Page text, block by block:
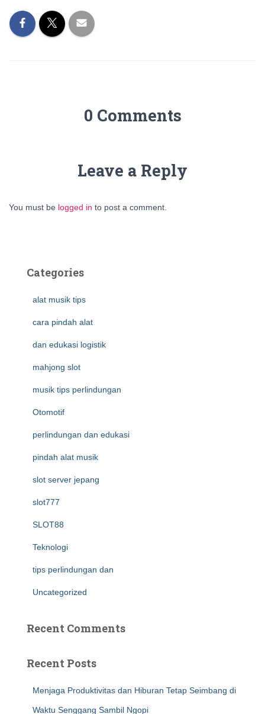
0 Comments
Leave a Reply
You must be logged in to post a comment.
Categories
alat musik tips
cara pindah alat
dan edukasi logistik
mahjong slot
musik tips perlindungan
Otomotif
perlindungan dan edukasi
pindah alat musik
slot server jepang
slot777
SLOT88
Teknologi
tips perlindungan dan
Uncategorized
Recent Comments
Recent Posts
Menjaga Produktivitas dan Hiburan Tetap Seimbang di
Waktu Senggang Sambil Ngopi